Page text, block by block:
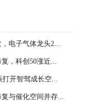
电子气体龙头2...
，科创50涨近...
打开智驾成长空...
与催化空间并存...